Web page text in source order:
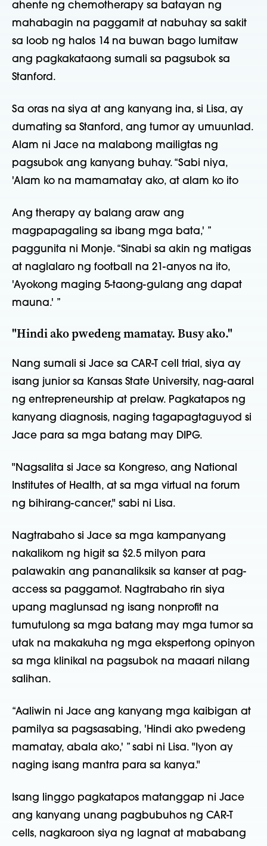
ahente ng chemotherapy sa batayan ng
mahabagin na paggamit at nabuhay sa sakit
sa loob ng halos 14 na buwan bago lumitaw
ang pagkakataong sumali sa pagsubok sa
Stanford.
Sa oras na siya at ang kanyang ina, si Lisa, ay
dumating sa Stanford, ang tumor ay umuunlad.
Alam ni Jace na malabong mailigtas ng
pagsubok ang kanyang buhay. “Sabi niya,
'Alam ko na mamamatay ako, at alam ko ito
Ang therapy ay balang araw ang
magpapagaling sa ibang mga bata,' ”
paggunita ni Monje. “Sinabi sa akin ng matigas
at naglalaro ng football na 21-anyos na ito,
'Ayokong maging 5-taong-gulang ang dapat
mauna.' ”
"Hindi ako pwedeng mamatay. Busy ako."
Nang sumali si Jace sa CAR-T cell trial, siya ay
isang junior sa Kansas State University, nag-aaral
ng entrepreneurship at prelaw. Pagkatapos ng
kanyang diagnosis, naging tagapagtaguyod si
Jace para sa mga batang may DIPG.
"Nagsalita si Jace sa Kongreso, ang National
Institutes of Health, at sa mga virtual na forum
ng bihirang-cancer," sabi ni Lisa.
Nagtrabaho si Jace sa mga kampanyang
nakalikom ng higit sa $2.5 milyon para
palawakin ang pananaliksik sa kanser at pag-
access sa paggamot. Nagtrabaho rin siya
upang maglunsad ng isang nonprofit na
tumutulong sa mga batang may mga tumor sa
utak na makakuha ng mga ekspertong opinyon
sa mga klinikal na pagsubok na maaari nilang
salihan.
“Aaliwin ni Jace ang kanyang mga kaibigan at
pamilya sa pagsasabing, 'Hindi ako pwedeng
mamatay, abala ako,' ” sabi ni Lisa. "Iyon ay
naging isang mantra para sa kanya."
Isang linggo pagkatapos matanggap ni Jace
ang kanyang unang pagbubuhos ng CAR-T
cells, nagkaroon siya ng lagnat at mababang